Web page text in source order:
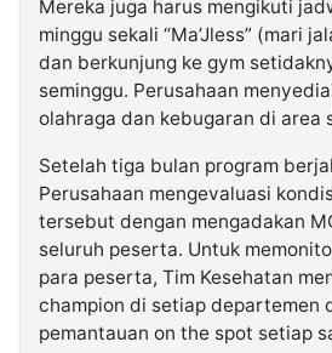
Mereka juga harus mengikuti
minggu sekali “Ma’Jless” (mari
dan berkunjung ke gym
seminggu. Perusahaan
olahraga dan kebugaran di area
Setelah tiga bulan program
Perusahaan mengevaluasi
tersebut dengan mengadakan
seluruh peserta. Untuk
para peserta, Tim Kesehatan
champion di setiap departemen
pemantauan on the spot setiap